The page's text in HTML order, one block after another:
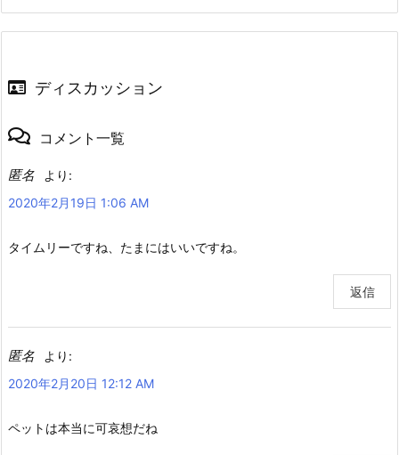
ディスカッション
コメント一覧
匿名
より:
2020年2月19日 1:06 AM
タイムリーですね、たまにはいいですね。
返信
匿名
より:
2020年2月20日 12:12 AM
ペットは本当に可哀想だね